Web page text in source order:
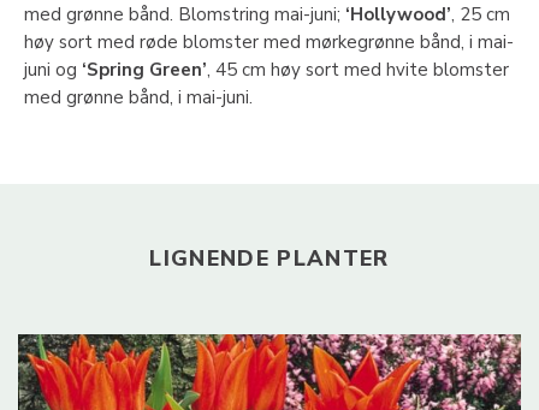
med grønne bånd. Blomstring mai-juni; ‘Hollywood’, 25 cm
høy sort med røde blomster med mørkegrønne bånd, i mai-
juni og ‘Spring Green’, 45 cm høy sort med hvite blomster
med grønne bånd, i mai-juni.
LIGNENDE PLANTER